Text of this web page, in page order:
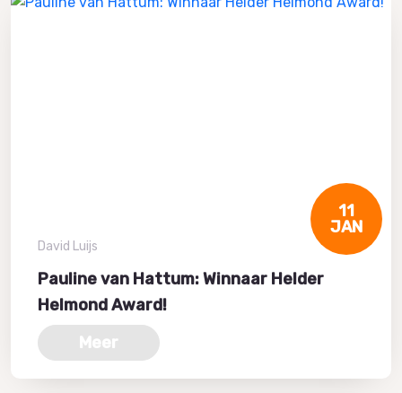
11
JAN
David Luijs
Pauline van Hattum: Winnaar Helder
Helmond Award!
Meer